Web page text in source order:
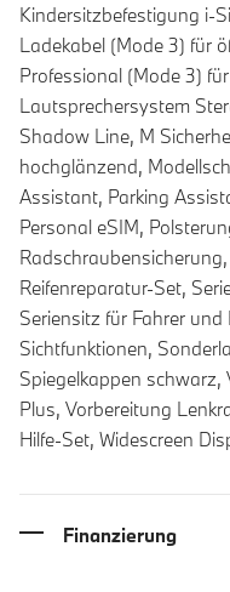
Kindersitzbefestigung i-
Ladekabel (Mode 3) für
Professional (Mode 3)
Lautsprechersystem
Shadow Line, M
hochglänzend,
Assistant, Parking
Personal eSIM,
Reifenreparatur-Set,
Seriensitz für Fahrer
Sichtfunktionen,
Spiegelkappen
Plus, Vorbereitung
Hilfe-Set, Widescreen
Finanzierung